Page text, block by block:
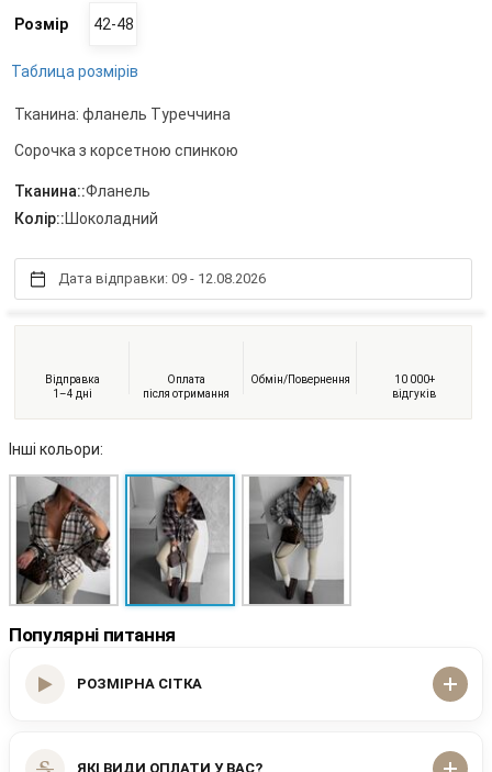
Розмір 42-48
Таблица розмірів
Тканина: фланель Туреччина
Сорочка з корсетною спинкою
Тканина::Фланель
Колір::Шоколадний
Дата відправки: 09 - 12.08.2026
Відправка
1–4 дні
Оплата
після отримання
Обмін/Повернення
10 000+
відгуків
Інші кольори:
Популярні питання
РОЗМІРНА СІТКА
ЯКІ ВИДИ ОПЛАТИ У ВАС?